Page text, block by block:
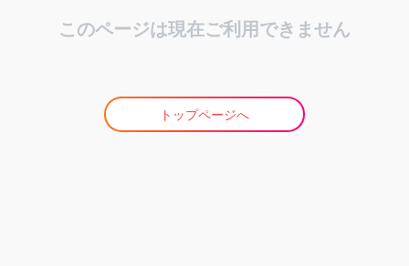
このページは現在ご利用できません